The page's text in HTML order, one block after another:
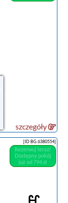
szczegóły
[ID BG.6380554]
Rezerwuj teraz!
Dostępny pokój
już od 794 zł